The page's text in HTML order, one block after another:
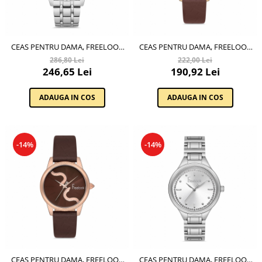
CEAS PENTRU DAMA, FREELOOK
BELLE, FL.1.10162.1
286,80 Lei
246,65 Lei
ADAUGA IN COS
CEAS PENTRU DAMA, FREELOOK
BELLE, FL.1.10172.3
222,00 Lei
190,92 Lei
ADAUGA IN COS
-14%
CEAS PENTRU DAMA, FREELOOK
-14%
CEAS PENTRU DAMA, FREELOOK